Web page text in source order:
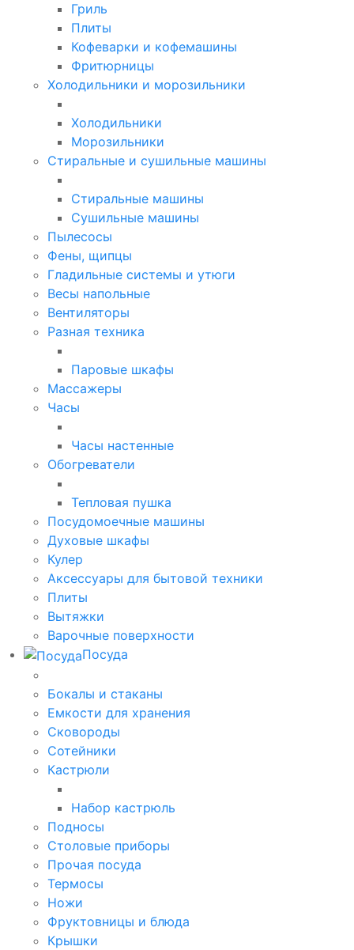
Гриль
Плиты
Кофеварки и кофемашины
Фритюрницы
Холодильники и морозильники
Холодильники
Морозильники
Стиральные и сушильные машины
Стиральные машины
Сушильные машины
Пылесосы
Фены, щипцы
Гладильные системы и утюги
Весы напольные
Вентиляторы
Разная техника
Паровые шкафы
Массажеры
Часы
Часы настенные
Обогреватели
Тепловая пушка
Посудомоечные машины
Духовые шкафы
Кулер
Аксессуары для бытовой техники
Плиты
Вытяжки
Варочные поверхности
Посуда
Бокалы и стаканы
Емкости для хранения
Сковороды
Сотейники
Кастрюли
Набор кастрюль
Подносы
Столовые приборы
Прочая посуда
Термосы
Ножи
Фруктовницы и блюда
Крышки